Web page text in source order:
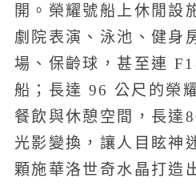
開。榮耀號船上休閒設
劇院表演、泳池、健身
場、保齡球，甚至連
船；長達 96 公尺的榮
餐飲與休憩空間，長達
光影變換，讓人目眩神
顆施華洛世奇水晶打造